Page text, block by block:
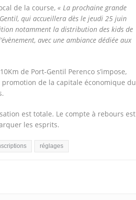
de la course, « La prochaine grande
qui accueillera dès le jeudi 25 juin
notamment la distribution des kids de
avec une ambiance dédiée aux
de Port-Gentil Perenco s’impose,
de la capitale économique du
est totale. Le compte à rebours est
les esprits.
réglages